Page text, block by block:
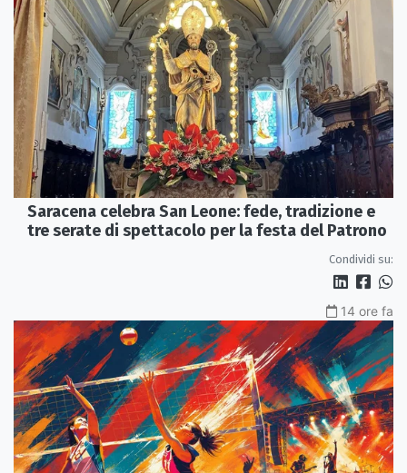
Saracena celebra San Leone: fede, tradizione e
tre serate di spettacolo per la festa del Patrono
Condividi su:
14 ore fa